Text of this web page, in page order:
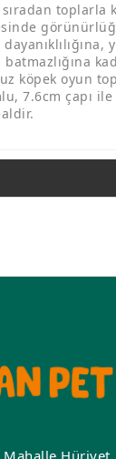
toplarla
köpek oyun
7.6cm çapı